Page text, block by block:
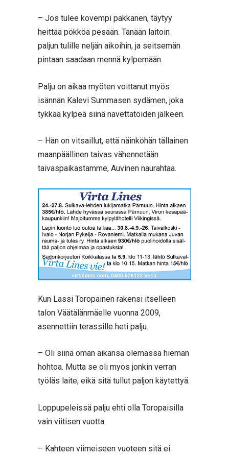
– Jos tulee kovempi pakkanen, täytyy
heittää pökköä pesään. Tänään laitoin
paljun tulille neljän aikoihin, ja seitsemän
pintaan saadaan mennä kylpemään.
Palju on aikaa myöten voittanut myös
isännän Kalevi Summasen sydämen, joka
tykkää kylpeä siinä navettatöiden jälkeen.
– Hän on vitsaillut, että näinköhän tällainen
maanpäällinen taivas vähennetään
taivaspaikastamme, Auvinen naurahtaa.
Kun Lassi Toropainen rakensi itselleen
talon Väätälänmäelle vuonna 2009,
asennettiin terassille heti palju.
– Oli siinä oman aikansa olemassa hieman
hohtoa. Mutta se oli myös jonkin verran
työläs laite, eikä sitä tullut paljon käytettyä.
Loppupeleissä palju ehti olla Toropaisilla
vain viitisen vuotta.
– Kahteen viimeiseen vuoteen sitä ei